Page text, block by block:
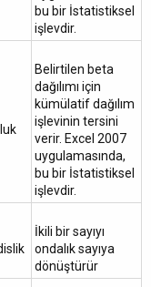
bu bir İstatistiksel
işlevdir.
Belirtilen beta
dağılımı için
kümülatif dağılım
işlevinin tersini
verir. Excel 2007
uygulamasında,
bu bir İstatistiksel
işlevdir.
İkili bir sayıyı
ondalık sayıya
dönüştürür